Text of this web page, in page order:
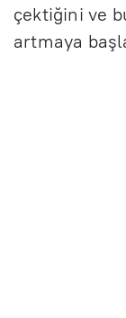
çektiğini ve
artmaya